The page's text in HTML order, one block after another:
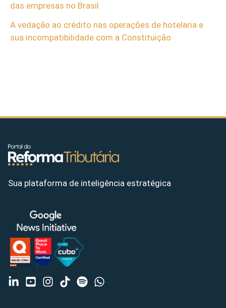
das empresas no Brasil
A vedação ao crédito nas operações de hotelaria e
sua incompatibilidade com a Constituição
Sua plataforma de inteligência estratégica